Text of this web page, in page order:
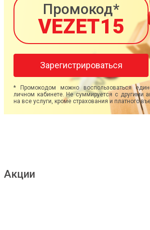
Промокод*
VEZET15
Зарегистрироваться
* Промокодом можно воспользоваться
личном кабинете. Не суммируется с другими
на все услуги, кроме страхования и платного
Акции